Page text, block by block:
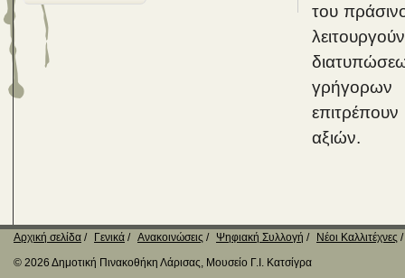
του
γρήγορων
αξιών.
Αρχική σελίδα Γενικά Ανακοινώσεις Ψηφιακή Συλλογή
Νέοι Καλλιτέχνες
© 2026 Δημοτική Πινακοθήκη Λάρισας, Μουσείο Γ.Ι. Κατσίγρα